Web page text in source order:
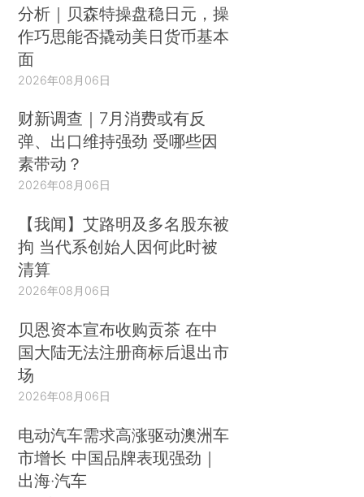
分析｜贝森特操盘稳日元，操
作巧思能否撬动美日货币基本
面
2026年08月06日
财新调查｜7月消费或有反
弹、出口维持强劲 受哪些因
素带动？
2026年08月06日
【我闻】艾路明及多名股东被
拘 当代系创始人因何此时被
清算
2026年08月06日
贝恩资本宣布收购贡茶 在中
国大陆无法注册商标后退出市
场
2026年08月06日
电动汽车需求高涨驱动澳洲车
市增长 中国品牌表现强劲｜
出海·汽车